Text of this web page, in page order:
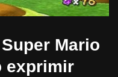
Mario
exprimir